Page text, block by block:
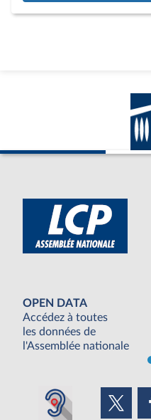
OPEN DATA
Accédez à toutes
les données de
l'Assemblée nationale